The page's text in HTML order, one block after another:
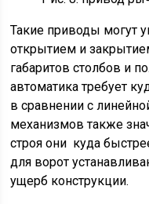
Такие приводы могут
открытием и
габаритов столбов и
автоматика требует
в сравнении с
механизмов также
строя они куда
для ворот
ущерб конструкции.